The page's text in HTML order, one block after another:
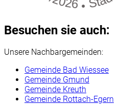
Besuchen sie auch:
Unsere Nachbargemeinden:
Gemeinde Bad Wiessee
Gemeinde Gmund
Gemeinde Kreuth
Gemeinde Rottach-Egern